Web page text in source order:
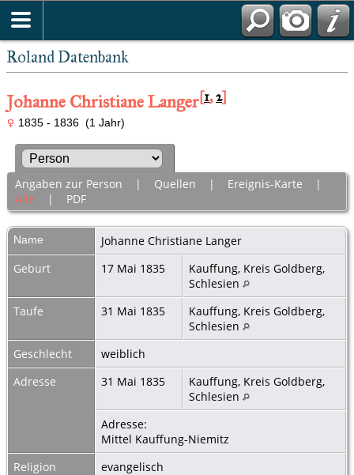
Roland Datenbank
Johanne Christiane Langer[1,2]
1835 - 1836 (1 Jahr)
Angaben zur Person | Quellen | Ereignis-Karte |
Alle | PDF
Name Johanne Christiane Langer
Geburt
17 Mai 1835
Kauffung, Kreis Goldberg,
Schlesien
Taufe
31 Mai 1835
Kauffung, Kreis Goldberg,
Schlesien
Geschlecht
weiblich
Adresse
31 Mai 1835
Kauffung, Kreis Goldberg,
Schlesien
Adresse:
Mittel Kauffung-Niemitz
Religion
evangelisch